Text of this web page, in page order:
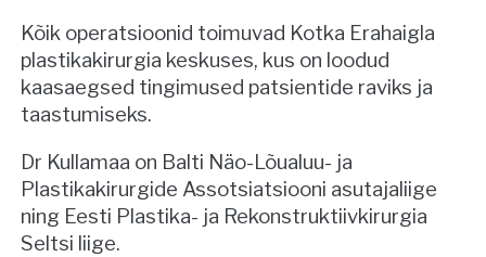
Kõik operatsioonid toimuvad Kotka Erahaigla
plastikakirurgia keskuses, kus on loodud
kaasaegsed tingimused patsientide raviks ja
taastumiseks.
Dr Kullamaa on Balti Näo-Lõualuu- ja
Plastikakirurgide Assotsiatsiooni asutajaliige
ning Eesti Plastika- ja Rekonstruktiivkirurgia
Seltsi liige.